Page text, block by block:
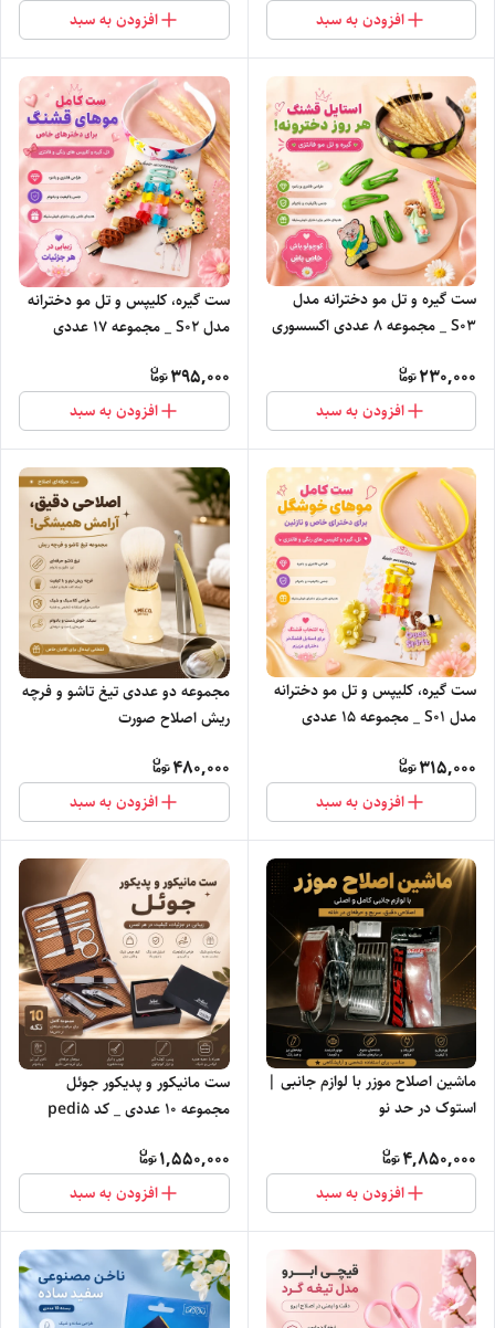
افزودن به سبد افزودن به سبد
ست گیره و تل مو دخترانه مدل
S0۳ _ مجموعه ۸ عددی اکسسوری
230,000
افزودن به سبد
ست گیره، کلیپس و تل مو دخترانه
مدل S0۲ _ مجموعه 1۷ عددی
395,000
افزودن به سبد
ست گیره، کلیپس و تل مو دخترانه
مدل S01 _ مجموعه 15 عددی
315,000
افزودن به سبد
مجموعه دو عددی تیغ تاشو و فرچه
ریش اصلاح صورت
480,000
افزودن به سبد
ماشین اصلاح موزر با لوازم جانبی |
استوک در حد نو
4,850,000
افزودن به سبد
ست مانیکور و پدیکور جوئل
مجموعه ۱۰ عددی _ کد pedi5
1,550,000
افزودن به سبد